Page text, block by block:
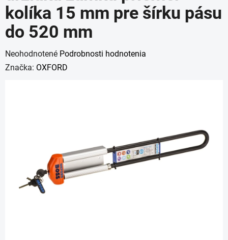
kolíka 15 mm pre šírku pásu
do 520 mm
Priemerné
hodnotenie
Neohodnotené Podrobnosti hodnotenia
Značka: OXFORD